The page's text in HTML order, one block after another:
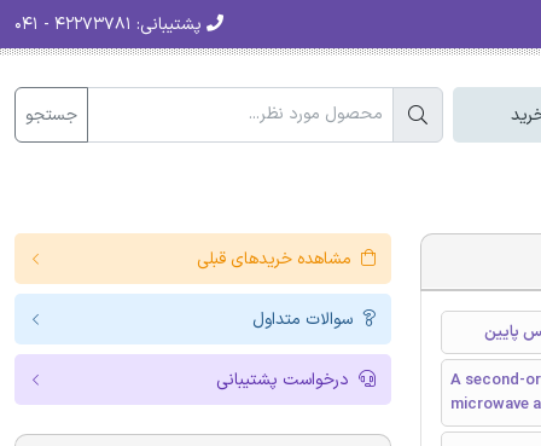
پشتیبانی:
جستجو
پایین
A second-
microwave
مشاهده خریدهای قبلی
سوالات متداول
درخواست پشتیبانی